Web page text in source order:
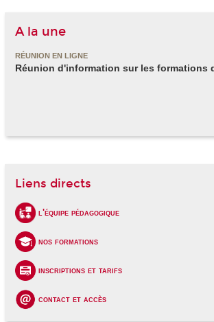
A la une
RÉUNION EN LIGNE
Réunion d'information sur les formations
Liens directs
l'équipe pédagogique
nos formations
inscriptions et tarifs
contact et accès